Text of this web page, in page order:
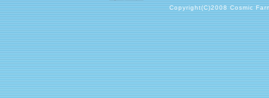
Copyright(C)2008 Cosmic